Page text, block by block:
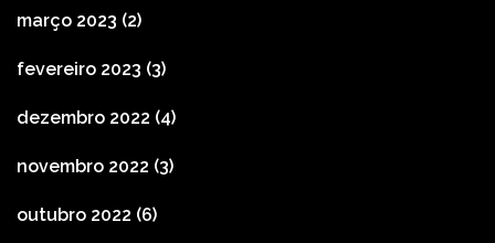
março 2023 (2)
fevereiro 2023 (3)
dezembro 2022 (4)
novembro 2022 (3)
outubro 2022 (6)